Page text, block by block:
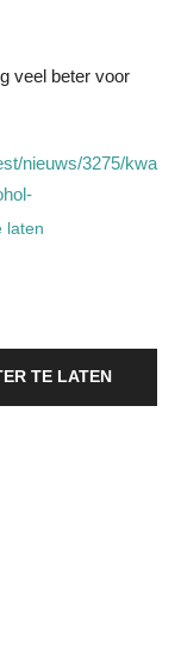
veel beter voor
nieuws/3275/kwa
laten
TE LATEN